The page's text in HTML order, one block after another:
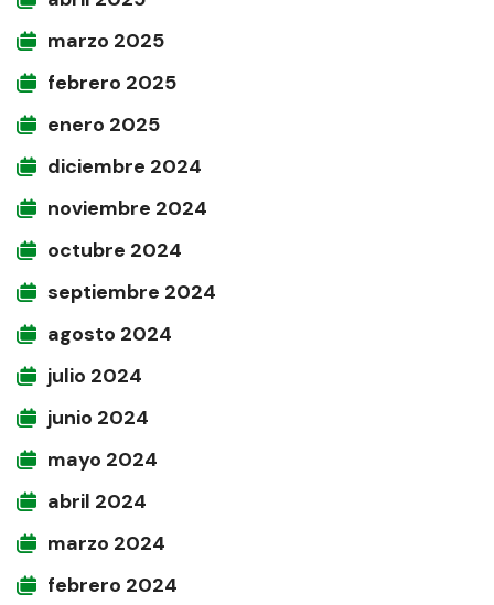
marzo 2025
febrero 2025
enero 2025
diciembre 2024
noviembre 2024
octubre 2024
septiembre 2024
agosto 2024
julio 2024
junio 2024
mayo 2024
abril 2024
marzo 2024
febrero 2024